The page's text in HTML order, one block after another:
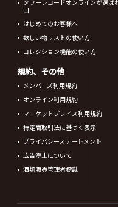
タワーレコードオンラインが選ば
由
はじめてのお客様へ
欲しい物リストの使い方
コレクション機能の使い方
規約、その他
メンバーズ利用規約
オンライン利用規約
マーケットプレイス利用規約
特定商取引法に基づく表示
プライバシーステートメント
広告停止について
酒類販売管理者標識